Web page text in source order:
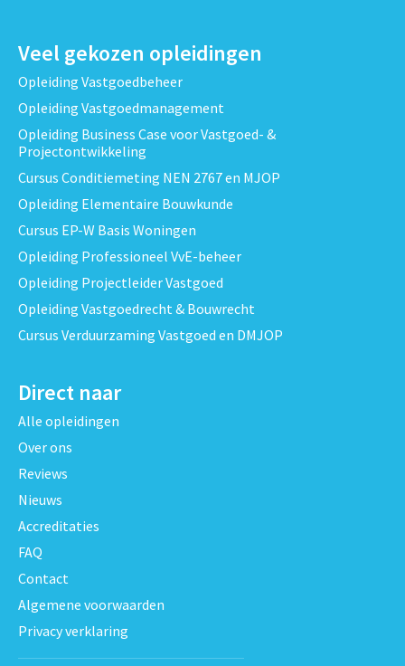
Veel gekozen opleidingen
Opleiding Vastgoedbeheer
Opleiding Vastgoedmanagement
Opleiding Business Case voor Vastgoed- &
Projectontwikkeling
Cursus Conditiemeting NEN 2767 en MJOP
Opleiding Elementaire Bouwkunde
Cursus EP-W Basis Woningen
Opleiding Professioneel VvE-beheer
Opleiding Projectleider Vastgoed
Opleiding Vastgoedrecht & Bouwrecht
Cursus Verduurzaming Vastgoed en DMJOP
Direct naar
Alle opleidingen
Over ons
Reviews
Nieuws
Accreditaties
FAQ
Contact
Algemene voorwaarden
Privacy verklaring